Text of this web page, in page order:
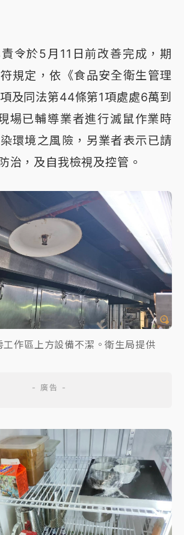
令於5月11日前改善完成，期
規定，依《食品安全衛生管理
及同法第44條第1項處處6萬到
場已輔導業者進行滅鼠作業時
環境之風險，另業者表示已請
治，及自我檢視及控管。
工作區上方設備不潔。衛生局提供